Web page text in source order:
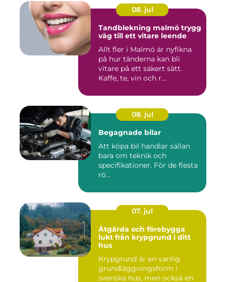
08. jul
Tandblekning malmö trygg
väg till ett vitare leende
Allt fler i Malmö är nyfikna
på hur tänderna kan bli
vitare på ett säkert sätt.
Kaffe, te, vin och r...
08. jul
Begagnade bilar
Att köpa bil handlar sällan
bara om teknik och
specifikationer. För de flesta
rö...
07. jul
Åtgärda och förebygga
lukt från krypgrund i ditt
hus
Krypgrund är en vanlig
grundläggningsform i
svenska hus, men också en